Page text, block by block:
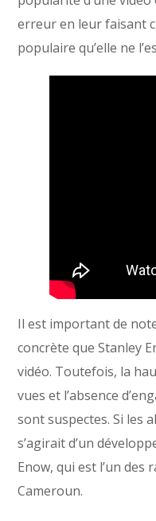
erreur en leur faisant
populaire qu’elle ne
Il est important de
concrète que Stanley
vidéo. Toutefois, la
vues et l’absence
sont suspectes. Si les
s’agirait d’un
Enow, qui est l’un
Cameroun.